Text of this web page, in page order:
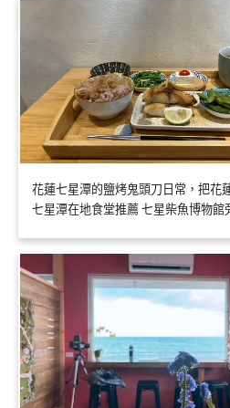
花蓮七星潭的鹽烤鬼頭刀日常，把花
七星潭在地食堂推薦 七星柴魚博物館